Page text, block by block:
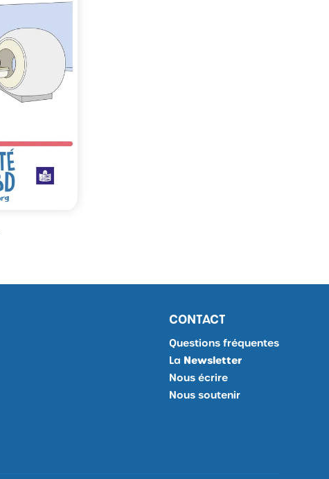
CONTACT
Questions fréquentes
La Newsletter
Nous écrire
Nous soutenir